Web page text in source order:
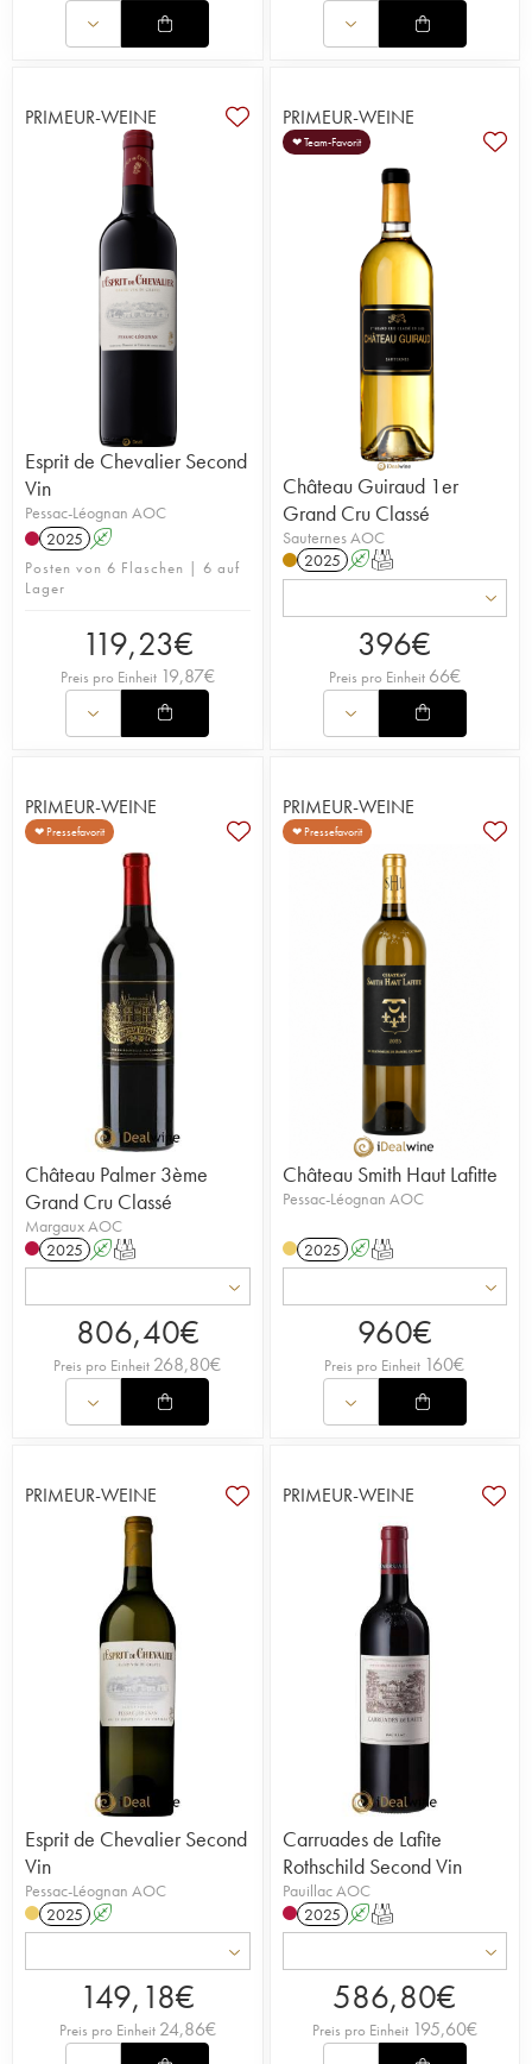
PRIMEUR-WEINE
Esprit de Chevalier Second
Vin
Pessac-Léognan AOC
2025 A
Posten von 6 Flaschen | 6 auf
Lager
119,23€
Preis pro Einheit 19,87€
PRIMEUR-WEINE
❤ Team-Favorit
Château Guiraud 1er
Grand Cru Classé
Sauternes AOC
2025 AT
396€
Preis pro Einheit 66€
PRIMEUR-WEINE
❤ Pressefavorit
Château Palmer 3ème
Grand Cru Classé
Margaux AOC
2025 AT
806,40€
Preis pro Einheit 268,80€
PRIMEUR-WEINE
❤ Pressefavorit
Château Smith Haut Lafitte
Pessac-Léognan AOC
2025 AT
960€
Preis pro Einheit 160€
PRIMEUR-WEINE
Esprit de Chevalier Second
Vin
Pessac-Léognan AOC
2025 A
149,18€
Preis pro Einheit 24,86€
PRIMEUR-WEINE
Carruades de Lafite
Rothschild Second Vin
Pauillac AOC
2025 AT
586,80€
Preis pro Einheit 195,60€